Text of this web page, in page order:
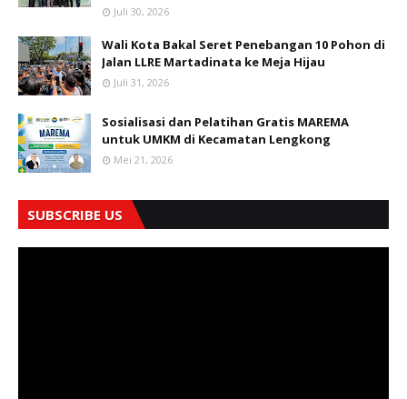
Juli 30, 2026
Wali Kota Bakal Seret Penebangan 10 Pohon di
Jalan LLRE Martadinata ke Meja Hijau
Juli 31, 2026
Sosialisasi dan Pelatihan Gratis MAREMA
untuk UMKM di Kecamatan Lengkong
Mei 21, 2026
SUBSCRIBE US